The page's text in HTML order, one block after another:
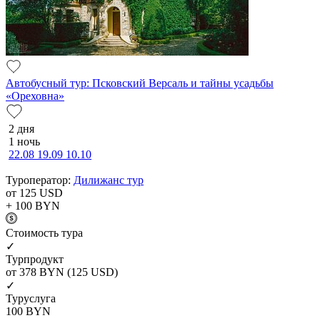
Автобусный тур: Псковский Версаль и тайны усадьбы
«Ореховна»
2 дня
1 ночь
22.08 19.09 10.10
Туроператор: Дилижанс тур
от 125 USD
+ 100 BYN
Cтоимость тура
✓
Турпродукт
от 378 BYN (125 USD)
✓
Туруслуга
100 BYN